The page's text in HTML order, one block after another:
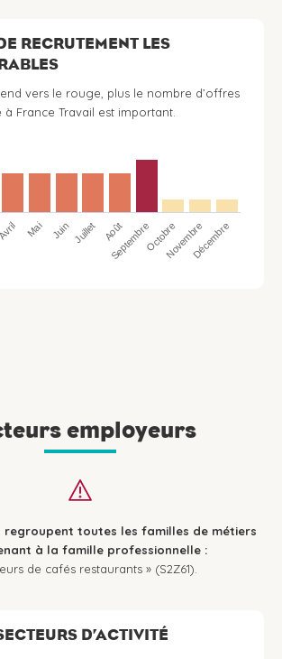
RECRUTEMENT LES
vers le rouge, plus le nombre d’offres
à France Travail est important.
Avril Mai Juin Juillet Août
SeptembreOctobreNovembreDécembre
employeurs
regroupent toutes les familles de métiers
à la famille professionnelle :
de cafés restaurants » (S2Z61).
D’ACTIVITÉ